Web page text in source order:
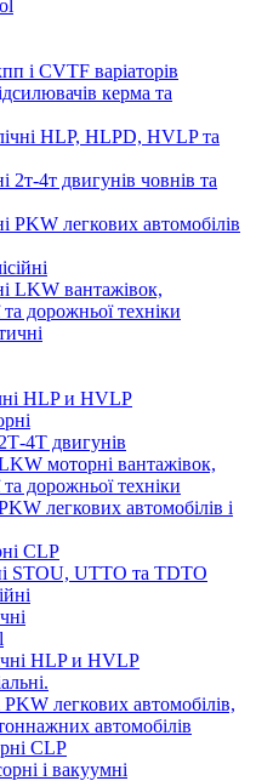
і CVTF варіаторів
керма та
HLP, HLPD, HVLP та
2т-4т двигунів човнів та
PKW легкових автомобілів
LKW вантажівок,
та дорожньої техніки
HLP и HVLP
4Т двигунів
моторні вантажівок,
та дорожньої техніки
легкових автомобілів і
CLP
STOU, UTTO та TDTO
HLP и HVLP
легкових автомобілів,
автомобілів
CLP
і вакуумні